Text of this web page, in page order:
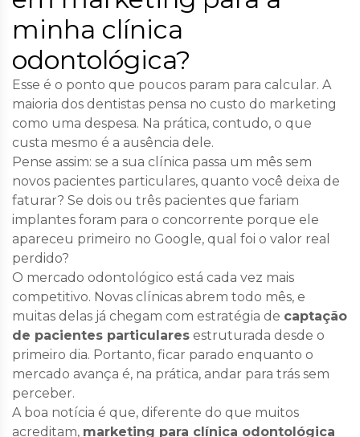
minha clínica
odontológica?
Esse é o ponto que poucos param para calcular. A
maioria dos dentistas pensa no custo do marketing
como uma despesa. Na prática, contudo, o que
custa mesmo é a ausência dele.
Pense assim: se a sua clínica passa um mês sem
novos pacientes particulares, quanto você deixa de
faturar? Se dois ou três pacientes que fariam
implantes foram para o concorrente porque ele
apareceu primeiro no Google, qual foi o valor real
perdido?
O mercado odontológico está cada vez mais
competitivo. Novas clínicas abrem todo mês, e
muitas delas já chegam com estratégia de captação
de pacientes particulares estruturada desde o
primeiro dia. Portanto, ficar parado enquanto o
mercado avança é, na prática, andar para trás sem
perceber.
A boa notícia é que, diferente do que muitos
acreditam, marketing para clínica odontológica